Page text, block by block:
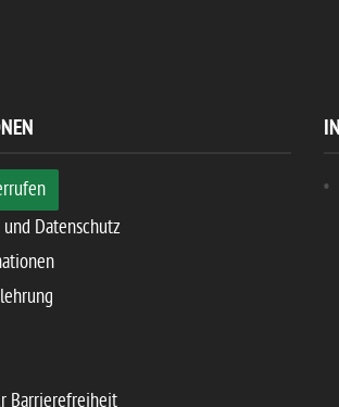
Datenschutz
Barrierefreiheit